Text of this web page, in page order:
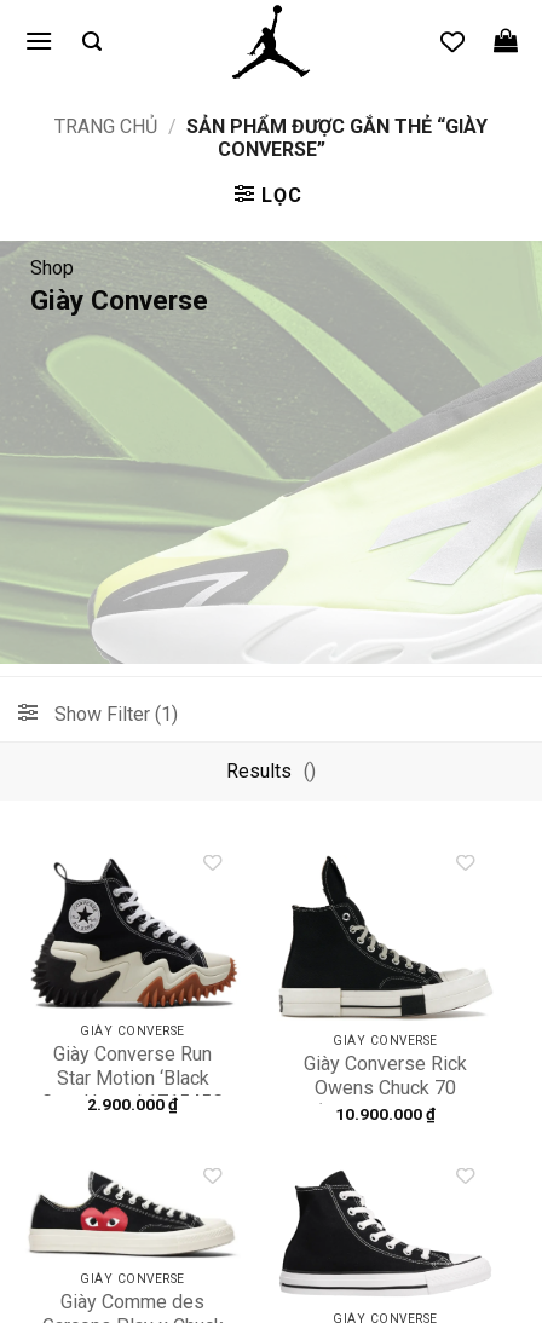
qua
TRANG CHỦ / SẢN PHẨM ĐƯỢC GẮN THẺ “GIÀY
CONVERSE”
LỌC
Shop
Giày Converse
Show Filter (1)
Results ()
wishlist
GIÀY CONVERSE
Giày Converse Run
Star Motion ‘Black
Gum Honey’ 171545C
2.900.000₫
GIÀY CONVERSE
Giày Converse Rick
Owens Chuck 70
‘Black’ 172344C
10.900.000₫
Add to
wishlist
GIÀY CONVERSE
Giày Comme des
wishlist
GIÀY CONVERSE